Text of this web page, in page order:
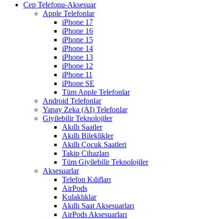
Cep Telefonu-Aksesuar
Apple Telefonlar
iPhone 17
iPhone 16
iPhone 15
iPhone 14
iPhone 13
iPhone 12
iPhone 11
iPhone SE
Tüm Apple Telefonlar
Android Telefonlar
Yapay Zeka (AI) Telefonlar
Giyilebilir Teknolojiler
Akıllı Saatler
Akıllı Bileklikler
Akıllı Çocuk Saatleri
Takip Cihazları
Tüm Giyilebilir Teknolojiler
Aksesuarlar
Telefon Kılıfları
AirPods
Kulaklıklar
Akıllı Saat Aksesuarları
AirPods Aksesuarları